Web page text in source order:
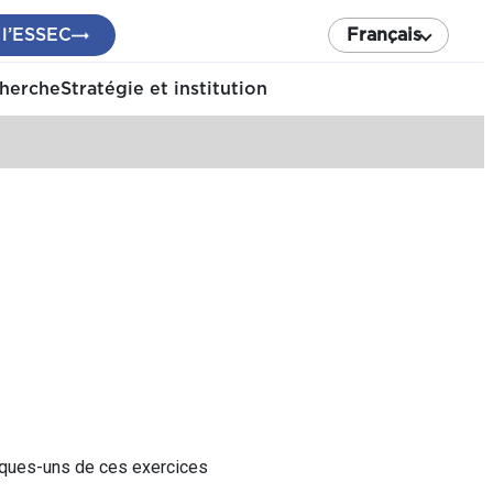
Français
Stratégie et institution
uns de ces exercices